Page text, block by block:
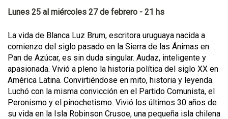
Lunes 25 al miércoles 27 de febrero - 21 hs
La vida de Blanca Luz Brum, escritora uruguaya nacida a
comienzo del siglo pasado en la Sierra de las Ánimas en
Pan de Azúcar, es sin duda singular. Audaz, inteligente y
apasionada. Vivió a pleno la historia política del siglo XX en
América Latina. Convirtiéndose en mito, historia y leyenda.
Luchó con la misma convicción en el Partido Comunista, el
Peronismo y el pinochetismo. Vivió los últimos 30 años de
su vida en la Isla Robinson Crusoe, una pequeña isla chilena